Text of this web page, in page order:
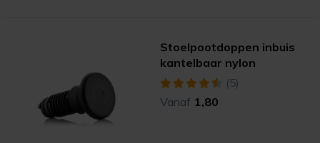
Stoelpootdoppen inbuis
kantelbaar nylon
(5)
Vanaf 1,80